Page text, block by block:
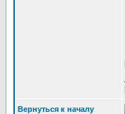
Вернуться к началу